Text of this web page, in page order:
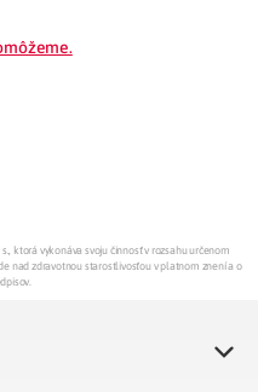
ktorá vykonáva svoju činnosť v rozsahu určenom
nad zdravotnou starostlivosťou v platnom znení a o